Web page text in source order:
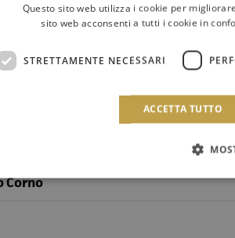
Politeama Garibaldi - Palermo
Corno
Questo sito web utilizza i cookie per
sito web acconsenti a tutti i cookie in
STRETTAMENTE NECESSARI
ACCETTA TUTTO